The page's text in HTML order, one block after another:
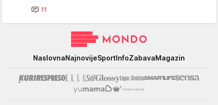
11
NaslovnaNajnovijeSportInfoZabavaMagazin